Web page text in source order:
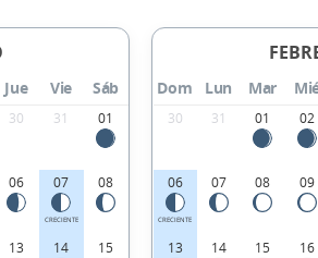
Jue Vie Sáb
30 31 01
06 07
CRECIENTE
08
13 14 15
Dom Lun Mar
30 31 01 02
06
CRECIENTE
07 08 09
13 14 15 16